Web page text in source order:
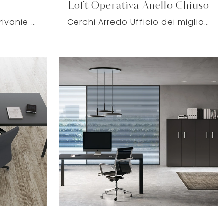
Una ricca gamma di scrivanie operative in melaminico ti sta aspettando! Il modello Teko Classic di Colombini Office ti sta aspettando!
Loft Operativa Anello Chiuso
Cerchi Arredo Ufficio dei migliori brand? Scopri le diverse proposte di scrivanie operative in melaminico, come il modello Loft Operativa Anello ...